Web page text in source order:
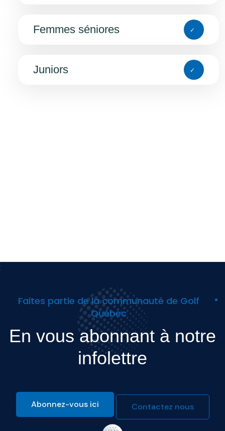
Femmes séniores
Juniors
Faites partie de la communauté de Golf
Québec
En vous abonnant à notre
infolettre
Abonnez-vous ici Contactez nous